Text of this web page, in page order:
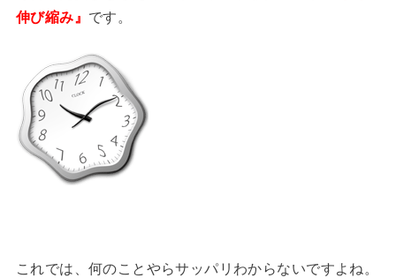
伸び縮み』 です。
これでは、何のことやらサッパリわからないですよね。